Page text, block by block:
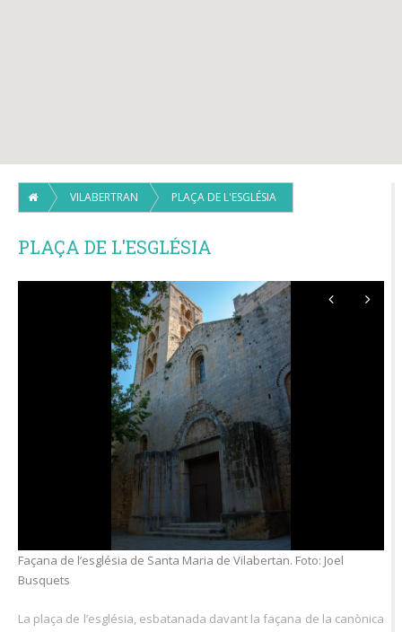
VILABERTRAN PLAÇA DE L'ESGLÉSIA
PLAÇA DE L'ESGLÉSIA
Façana de l’església de Santa Maria de Vilabertan. Foto: Joel
Busquets
La plaça de l’església, esbatanada davant la façana de la canònica